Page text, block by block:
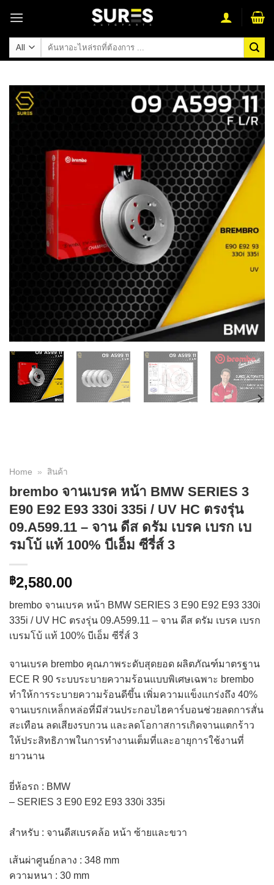
content
ค้นหา:
Home » สินค้า
brembo จานเบรค หน้า BMW SERIES 3
E90 E92 E93 330i 335i / UV HC ตรงรุ่น
09.A599.11 – จาน ดีส ดรัม เบรค เบรก เบ
รมโบ้ แท้ 100% บีเอ็ม ซีรี่ส์ 3
฿2,580.00
brembo จานเบรค หน้า BMW SERIES 3 E90 E92 E93 330i
335i / UV HC ตรงรุ่น 09.A599.11 – จาน ดีส ดรัม เบรค เบรก
เบรมโบ้ แท้ 100% บีเอ็ม ซีรี่ส์ 3
จานเบรค brembo คุณภาพระดับสุดยอด ผลิตภัณฑ์มาตรฐาน
ECE R 90 ระบบระบายความร้อนแบบพิเศษเฉพาะ brembo
ทำให้การระบายความร้อนดีขึ้น เพิ่มความแข็งแกร่งถึง 40%
จานเบรกเหล็กหล่อที่มีส่วนประกอบไฮคาร์บอนช่วยลดการสั่น
สะเทือน ลดเสียงรบกวน และลดโอกาสการเกิดจานแตกร้าว
ให้ประสิทธิภาพในการทำงานเต็มที่และอายุการใช้งานที่
ยาวนาน​
ยี่ห้อรถ : BMW
– SERIES 3 E90 E92 E93 330i 335i
สำหรับ : จานดีสเบรคล้อ หน้า ซ้ายและขวา
เส้นผ่าศูนย์กลาง : 348 mm
ความหนา : 30 mm